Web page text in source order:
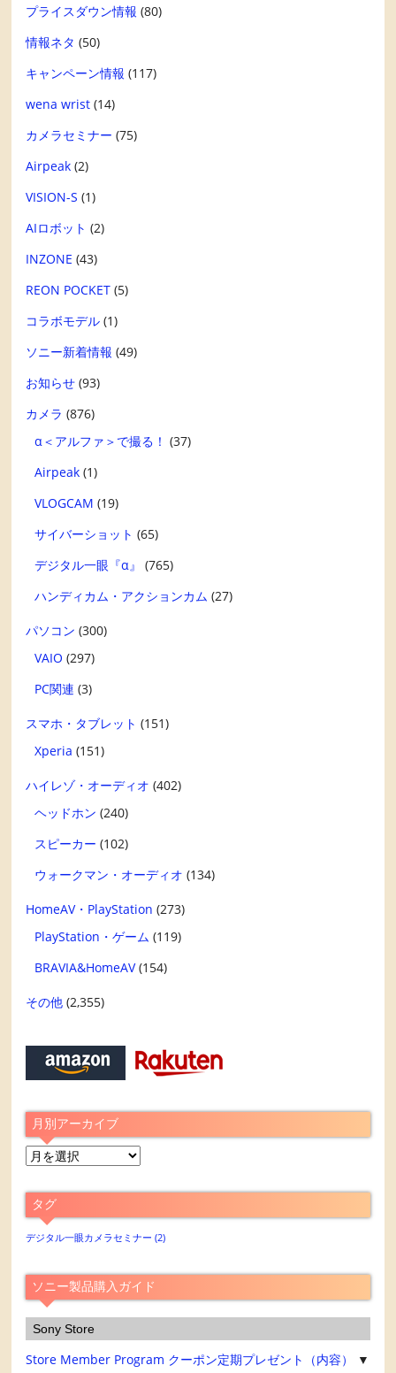
プライスダウン情報 (80)
情報ネタ (50)
キャンペーン情報 (117)
wena wrist (14)
カメラセミナー (75)
Airpeak (2)
VISION-S (1)
AIロボット (2)
INZONE (43)
REON POCKET (5)
コラボモデル (1)
ソニー新着情報 (49)
お知らせ (93)
カメラ (876)
α＜アルファ＞で撮る！ (37)
Airpeak (1)
VLOGCAM (19)
サイバーショット (65)
デジタル一眼『α』
(765)
ハンディカム・アクションカム (27)
パソコン (300)
VAIO (297)
PC関連 (3)
スマホ・タブレット (151)
Xperia (151)
ハイレゾ・オーディオ (402)
ヘッドホン (240)
スピーカー (102)
ウォークマン・オーディオ (134)
HomeAV・PlayStation (273)
PlayStation・ゲーム (119)
BRAVIA&HomeAV(154)
その他 (2,355)
月別アーカイブ
月
ア
ー
カ
ブ
タグ
デジタル一眼カメラセミナー (2)
ソニー製品購入ガイド
Sony Store
Store Member Program クーポン定期プレゼント（内容）
▼